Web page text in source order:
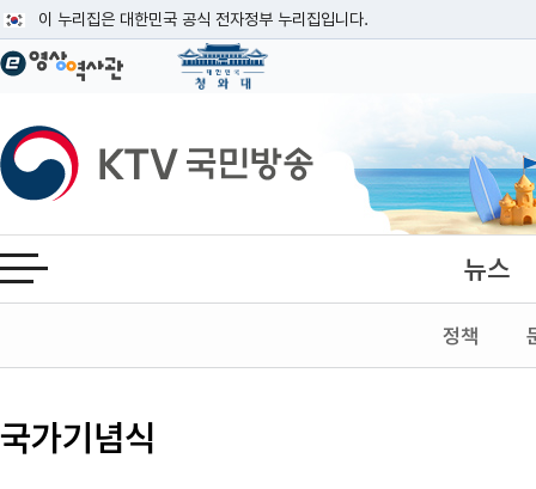
이 누리집은 대한민국 공식 전자정부 누리집입니다.
공식 누리집 주소 확인하기
이밖에 or.kr 또는 .kr등 다른 도메인 주소를 사용하고 있다면 아래 URL에서
운영중인 공식 누리집보기
KTV국민방송
전체메뉴 열기 뉴스
정책
본문
국가기념식